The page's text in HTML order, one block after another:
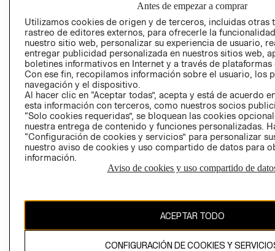
GIFT CARD
AVISO DE
Perú (S/)
CAMBIAR REGIÓN
propiedad de H&M Hennes & Mauritz AB
Antes de empezar a comprar
Utilizamos cookies de origen y de terceros, incluidas otras
rastreo de editores externos, para ofrecerle la
nuestro sitio web, personalizar su experiencia de usuario,
entregar publicidad personalizada en nuestros sitios web,
boletines informativos en Internet y a través de plataformas
Con ese fin, recopilamos información sobre el usuario, los
navegación y el dispositivo.
Al hacer clic en “Aceptar todas”, acepta y está de acuerdo
esta información con terceros, como nuestros socios
“Solo cookies requeridas”, se bloquean las cookies
nuestra entrega de contenido y funciones personalizadas.
“Configuración de cookies y servicios” para personalizar
nuestro aviso de cookies y uso compartido de datos para
información.
Aviso de cookies y uso compartido de
ACEPTAR TODO
CONFIGURACIÓN DE COOKIES Y